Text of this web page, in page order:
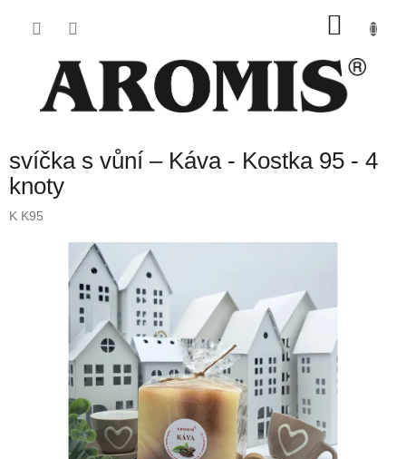
svíčka s vůní – Káva - Kostka 95 - 4
knoty
K K95